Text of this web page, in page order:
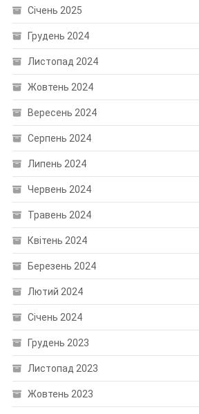
Січень 2025
Грудень 2024
Листопад 2024
Жовтень 2024
Вересень 2024
Серпень 2024
Липень 2024
Червень 2024
Травень 2024
Квітень 2024
Березень 2024
Лютий 2024
Січень 2024
Грудень 2023
Листопад 2023
Жовтень 2023